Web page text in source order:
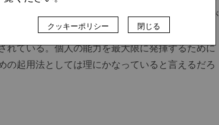
ステム変更は現実的ではなく、三笘は守備機会が
が、ロングカウンターを大きな武器とするユニ
れている。個人の能力を最大限に発揮するために
起用法としては理にかなっていると言えるだろ
クッキーポリシー 閉じる